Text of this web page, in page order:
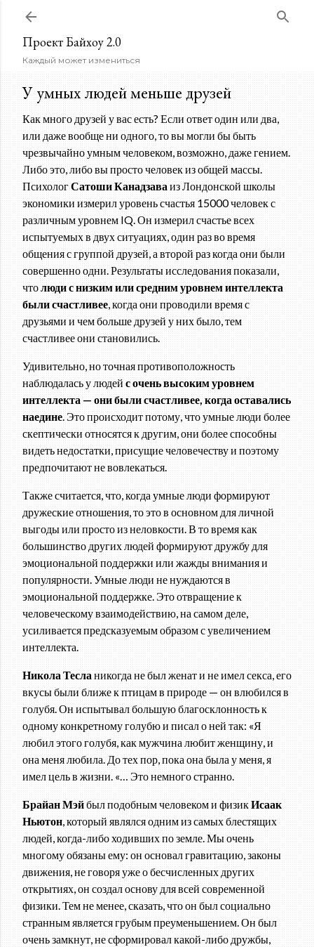
Проект Байхоу 2.0
Каждый может измениться
У умных людей меньше друзей
Как много друзей у вас есть? Если ответ один или два,
или даже вообще ни одного, то вы могли бы быть
чрезвычайно умным человеком, возможно, даже гением.
Либо это, либо вы просто человек из общей массы.
ПсихологСатоши Канадзава из Лондонской школы
экономики измерил уровень счастья 15000 человек с
различным уровнем IQ. Он измерил счастье всех
испытуемых в двух ситуациях, один раз во время
общения с группой друзей, а второй раз когда они были
совершенно одни. Результаты исследования показали,
чтолюди с низким или средним уровнем интеллекта
были счастливее, когда они проводили время с
друзьями и чем больше друзей у них было, тем
счастливее они становились.
Удивительно, но точная противоположность
наблюдалась у людей с очень высоким уровнем
интеллекта — они были счастливее, когда оставались
наедине. Это происходит потому, что умные люди более
скептически относятся к другим, они более способны
видеть недостатки, присущие человечеству и поэтому
предпочитают не вовлекаться.
Также считается, что, когда умные люди формируют
дружеские отношения, то это в основном для личной
выгоды или просто из неловкости. В то время как
большинство других людей формируют дружбу для
эмоциональной поддержки или жажды внимания и
популярности. Умные люди не нуждаются в
эмоциональной поддержке. Это отвращение к
человеческому взаимодействию, на самом деле,
усиливается предсказуемым образом с увеличением
интеллекта.
Никола Тесла никогда не был женат и не имел секса, его
вкусы были ближе к птицам в природе — он влюбился в
голубя. Он испытывал большую благосклонность к
одному конкретному голубю и писал о ней так: «Я
любил этого голубя, как мужчина любит женщину, и
она меня любила. До тех пор, пока она была у меня, я
имел цель в жизни. «… Это немного странно.
Брайан Мэйбыл подобным человеком и физикИсаак
Ньютон, который являлся одним из самых блестящих
людей, когда-либо ходивших по земле. Мы очень
многому обязаны ему: он основал гравитацию, законы
движения, не говоря уже о бесчисленных других
открытиях, он создал основу для всей современной
физики. Тем не менее, сказать, что он был социально
странным является грубым преуменьшением. Он был
очень замкнут, не сформировал какой-либо дружбы,